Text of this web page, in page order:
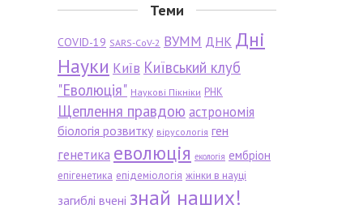
Теми
COVID-19 SARS-CoV-2 ВУММ ДНК Дні
Науки Київ Київський клуб
"Еволюція" Наукові Пікніки РНК
Щеплення правдою астрономія
біологія розвитку вірусологія ген
генетика еволюція екологія ембріон
епігенетика епідеміологія жінки в науці
загиблі вчені знай наших!